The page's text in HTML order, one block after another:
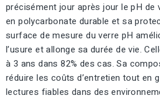
précisément jour après jour le pH de
en polycarbonate durable et sa
surface de mesure du verre pH
l’usure et allonge sa durée de vie.
à 3 ans dans 82% des cas. Sa
réduire les coûts d’entretien tout en
lectures fiables dans des